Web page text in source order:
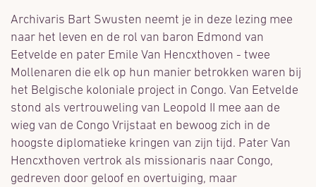
Archivaris Bart Swusten neemt je in deze lezing mee
naar het leven en de rol van baron Edmond van
Eetvelde en pater Emile Van Hencxthoven - twee
Mollenaren die elk op hun manier betrokken waren bij
het Belgische koloniale project in Congo. Van Eetvelde
stond als vertrouweling van Leopold II mee aan de
wieg van de Congo Vrijstaat en bewoog zich in de
hoogste diplomatieke kringen van zijn tijd. Pater Van
Hencxthoven vertrok als missionaris naar Congo,
gedreven door geloof en overtuiging, maar